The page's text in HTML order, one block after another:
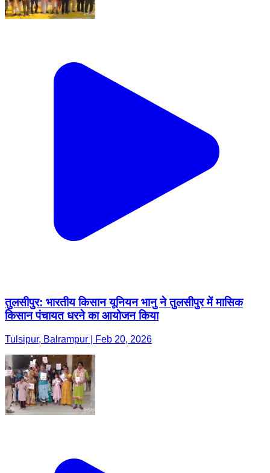
तुलसीपुर: भारतीय किसान यूनियन भानु ने तुलसीपुर में मासिक
किसान पंचायत धरने का आयोजन किया
Tulsipur, Balrampur | Feb 20, 2026